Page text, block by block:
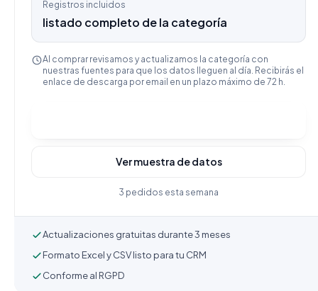
Registros incluidos
listado completo de la categoría
Al comprar revisamos y actualizamos la categoría con
nuestras fuentes para que los datos lleguen al día. Recibirás el
enlace de descarga por email en un plazo máximo de 72 h.
Ver muestra de datos
3 pedidos esta semana
Actualizaciones gratuitas durante 3 meses
Formato Excel y CSV listo para tu CRM
Conforme al RGPD